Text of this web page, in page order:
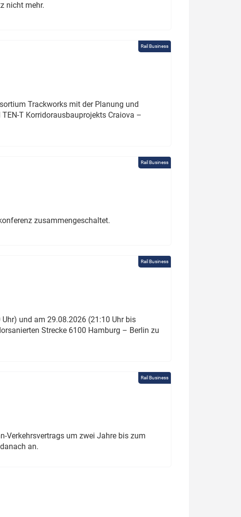
nicht mehr.
Rail Business
Trackworks mit der Planung und
T Korridorausbauprojekts Craiova –
Rail Business
zusammengeschaltet.
Rail Business
und am 29.08.2026 (21:10 Uhr bis
Strecke 6100 Hamburg – Berlin zu
Rail Business
Verkehrsvertrags um zwei Jahre bis zum
an.